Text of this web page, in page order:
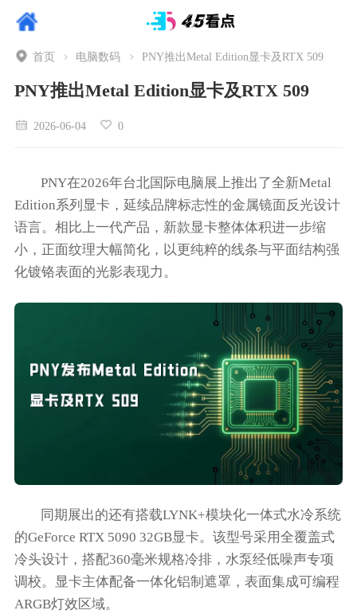
首页 电脑数码 PNY推出Metal Edition显卡及RTX 509
PNY推出Metal Edition显卡及RTX 509
2026-06-04 0
PNY在2026年台北国际电脑展上推出了全新Metal
Edition系列显卡，延续品牌标志性的金属镜面反光设计
语言。相比上一代产品，新款显卡整体体积进一步缩
小，正面纹理大幅简化，以更纯粹的线条与平面结构强
化镀铬表面的光影表现力。
同期展出的还有搭载LYNK+模块化一体式水冷系统
的GeForce RTX 5090 32GB显卡。该型号采用全覆盖式
冷头设计，搭配360毫米规格冷排，水泵经低噪声专项
调校。显卡主体配备一体化铝制遮罩，表面集成可编程
ARGB灯效区域。